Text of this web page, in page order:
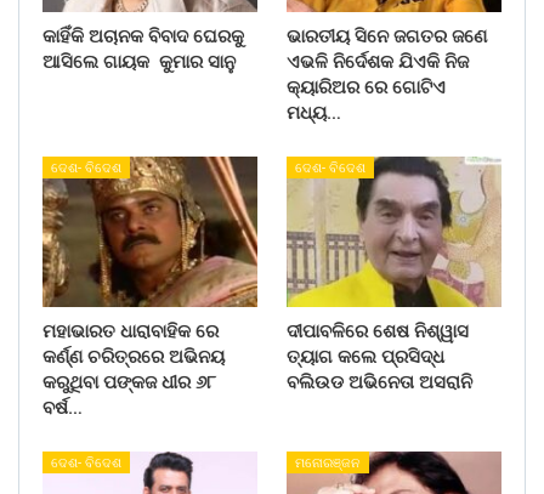
କାହିଁକି ଅଚାନକ ବିବାଦ ଘେରକୁ
ଆସିଲେ ଗାୟକ କୁମାର ସାନୁ
ଭାରତୀୟ ସିନେ ଜଗତର ଜଣେ
ଏଭଳି ନିର୍ଦେଶକ ଯିଏକି ନିଜ
କ୍ୟାରିଅର ରେ ଗୋଟିଏ
ମଧ୍ୟ…
ଦେଶ- ବିଦେଶ
ମହାଭାରତ ଧାରାବାହିକ ରେ
କର୍ଣ୍ଣ ଚରିତ୍ରରେ ଅଭିନୟ
କରୁଥିବା ପଙ୍କଜ ଧୀର ୬୮
ବର୍ଷ…
ଦେଶ- ବିଦେଶ
ଦୀପାବଳିରେ ଶେଷ ନିଶ୍ୱାସ
ତ୍ୟାଗ କଲେ ପ୍ରସିଦ୍ଧ
ବଲିଉଡ ଅଭିନେତା ଅସରାନି
ଦେଶ- ବିଦେଶ ମନୋରଞ୍ଜନ